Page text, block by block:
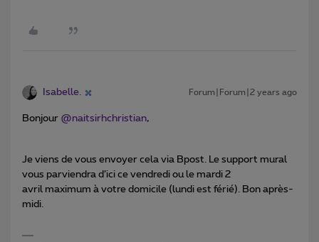
Isabelle. Forum|Forum|2 years ago
Bonjour @naitsirhchristian,
Je viens de vous envoyer cela via Bpost. Le support mural
vous parviendra d’ici ce vendredi ou le mardi 2
avril maximum à votre domicile (lundi est férié). Bon après-
midi.